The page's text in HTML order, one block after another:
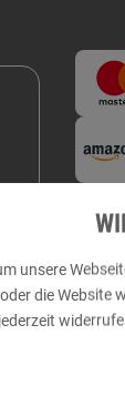
unsere
die Website